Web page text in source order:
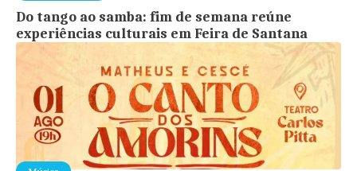
Do tango ao samba: fim de semana reúne
experiências culturais em Feira de Santana